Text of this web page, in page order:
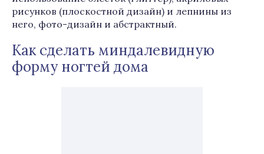
рисунков (плоскостной дизайн) и лепнины из
него, фото-дизайн и абстрактный.
Как сделать миндалевидную
форму ногтей дома